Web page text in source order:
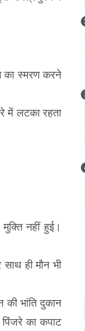
का स्मरण करने
में लटका रहता
नहीं हुई।
ही मौन भी
की भांति दुकान
का कपाट